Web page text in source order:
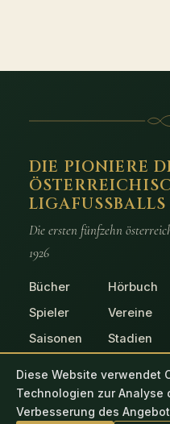
DIE PIONIERE
LIGAFUSSBALLS
Die ersten fünfzehn
1926
Bücher
Hörbuch
Spieler
Vereine
Saisonen
Stadien
© 2026 Die Pioniere des
Diese Website verwendet
Technologien zur Analyse
Verbesserung des